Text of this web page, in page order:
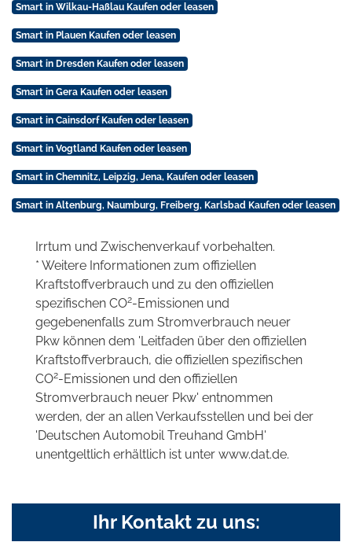
Smart in Wilkau-Haßlau Kaufen oder leasen
Smart in Plauen Kaufen oder leasen
Smart in Dresden Kaufen oder leasen
Smart in Gera Kaufen oder leasen
Smart in Cainsdorf Kaufen oder leasen
Smart in Vogtland Kaufen oder leasen
Smart in Chemnitz, Leipzig, Jena, Kaufen oder leasen
Smart in Altenburg, Naumburg, Freiberg, Karlsbad Kaufen oder leasen
Irrtum und Zwischenverkauf vorbehalten.
* Weitere Informationen zum offiziellen
Kraftstoffverbrauch und zu den offiziellen
spezifischen CO2-Emissionen und
gegebenenfalls zum Stromverbrauch neuer
Pkw können dem 'Leitfaden über den offiziellen
Kraftstoffverbrauch, die offiziellen spezifischen
CO2-Emissionen und den offiziellen
Stromverbrauch neuer Pkw' entnommen
werden, der an allen Verkaufsstellen und bei der
'Deutschen Automobil Treuhand GmbH'
unentgeltlich erhältlich ist unter www.dat.de.
Ihr Kontakt zu uns: